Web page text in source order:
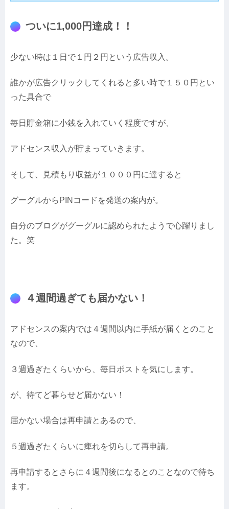
ついに1,000円達成！！
少ない時は１日で１円２円という広告収入。
誰かが広告クリックしてくれると多い時で１５０円とい
った具合で
毎日貯金箱に小銭を入れていく程度ですが、
アドセンス収入が貯まっていきます。
そして、見積もり収益が１０００円に達すると
グーグルからPINコードを発送の案内が。
自分のブログがグーグルに認められたようで心躍りまし
た。笑
４週間過ぎても届かない！
アドセンスの案内では４週間以内に手紙が届くとのこと
なので、
３週過ぎたくらいから、毎日ポストを気にします。
が、待てど暮らせど届かない！
届かない場合は再申請とあるので、
５週過ぎたくらいに痺れを切らして再申請。
再申請するとさらに４週間後になるとのことなので待ち
ます。